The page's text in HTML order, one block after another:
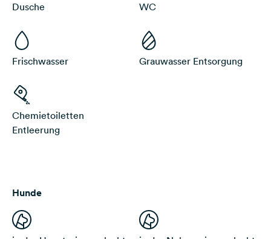
Dusche WC
Frischwasser Grauwasser Entsorgung
Chemietoiletten
Entleerung
Hunde